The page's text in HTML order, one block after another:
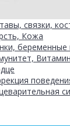
связки,
Кожа
беременные